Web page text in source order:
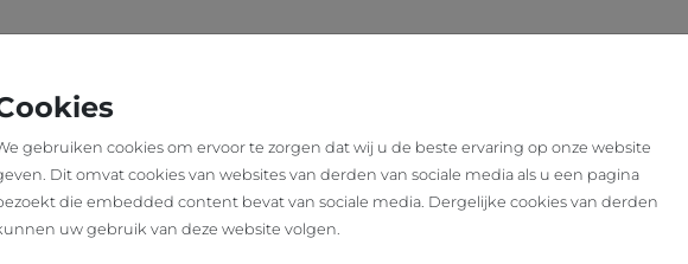
TOONBANKBESLAG Type 100
gebruiken cookies om ervoor te zorgen dat wij u de beste ervaring op onze website
Dit omvat cookies van websites van derden van sociale media als u een pagina
die embedded content bevat van sociale media. Dergelijke cookies van derden
uw gebruik van deze website volgen.